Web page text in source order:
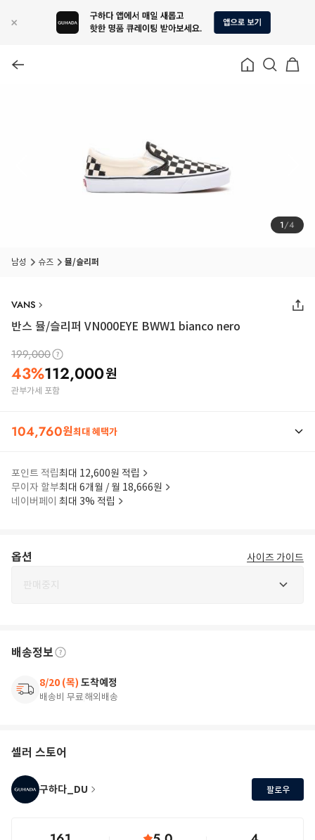
1/4
남성 슈즈 뮬/슬리퍼
VANS
반스 뮬/슬리퍼 VN000EYE BWW1 bianco nero
199,000
43%112,000원
관부가세 포함
104,760원최대 혜택가
포인트 적립최대 12,600원 적립
무이자 할부최대 6개월 / 월 18,666원
네이버페이 최대 3% 적립
옵션 사이즈 가이드
판매중지
배송정보
8/20 (목) 도착예정
배송비 무료해외배송
셀러 스토어
구하다_DU 팔로우